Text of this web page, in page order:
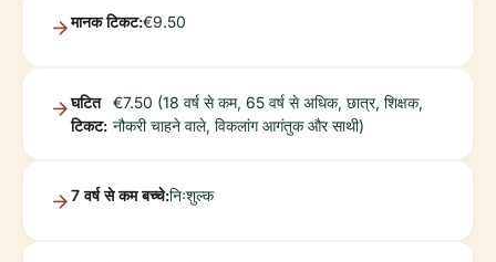
मानक टिकट:€9.50
घटित
टिकट:
€7.50 (18 वर्ष से कम, 65 वर्ष से अधिक, छात्र, शिक्षक,
नौकरी चाहने वाले, विकलांग आगंतुक और साथी)
7 वर्ष से कम बच्चे:निःशुल्क